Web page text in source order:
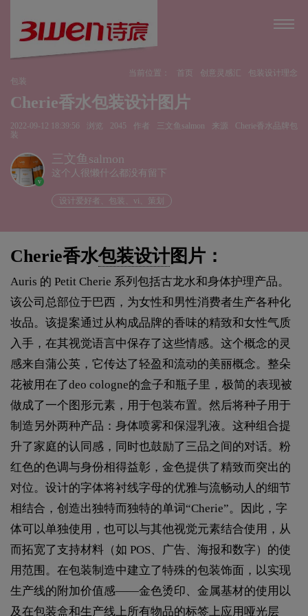
当前位置： 首页 创意灵感汇
包装设计理念
包装
Cherie香水包装设计图片
2022-09-12 18:39:56 浏览 2045 作者 三文鱼salmon 来源
Cherie香水品牌包
装
v
三文鱼salmon
这个人很懒什么都没有留下
设计爱好者、包装、vi、策划
Cherie香水包装设计图片：
Auris 的 Petit Cherie 系列包括古龙水和身体护理产品。
该公司总部位于巴西，为女性和男性消费者生产各种化
妆品。该提案通过从构成品牌的香味的精致和女性气质
入手，在其视觉语言中保存了这些情感。这个概念的灵
感来自蒲公英，它传达了轻盈和流动的美丽概念。整朵
花被用在了deo cologne的盒子和瓶子里，极简的表现被
做成了一个图形元素，用于包装布置。然后将种子用于
制造另外两种产品：身体喷雾和保湿乳液。这种组合提
升了家庭的认同感，同时也鼓励了三品之间的对话。粉
红色的色调与身份相得益彰，金色提供了精致而突出的
对位。设计的字体将衬线字母的优雅与流畅动人的细节
相结合，创造出独特而独特的单词“Cherie”。因此，字
体可以单独使用，也可以与其他视觉元素结合使用，从
而拓宽了支持材料（如 POS、广告、海报和数字）的使
用范围。在包装制造中建立了特殊的包装饰面，以实现
生产线的附加价值感——金色烫印、金属基材的使用以
及在包装盒和生产线上所有物品的标签上应用哑光层